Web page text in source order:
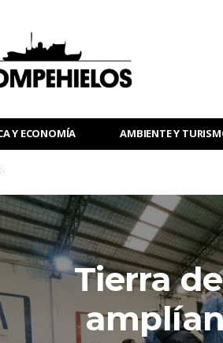
Y ECONOMÍA AMBIENTE Y
Tierra